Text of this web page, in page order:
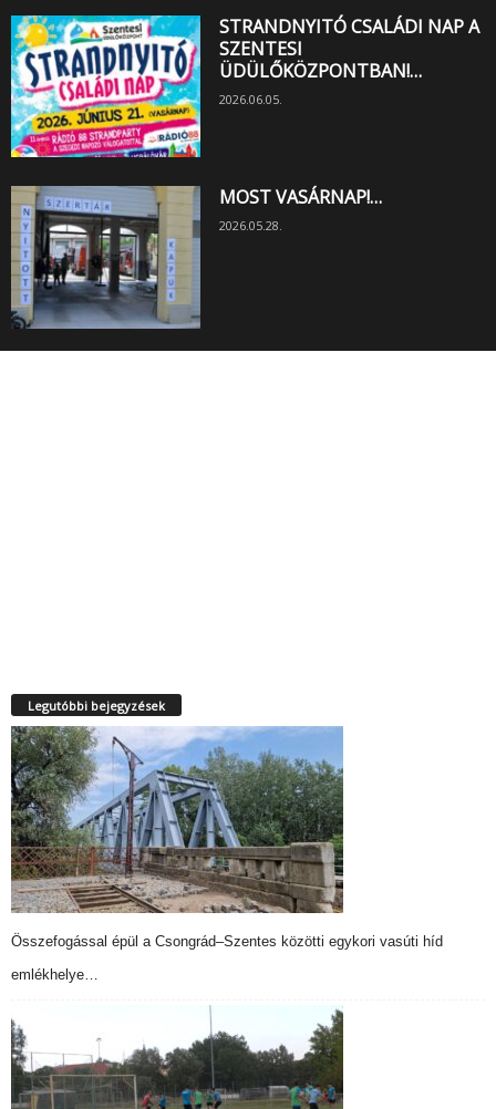
STRANDNYITÓ CSALÁDI NAP A
SZENTESI
ÜDÜLŐKÖZPONTBAN!…
2026.06.05.
MOST VASÁRNAP!…
2026.05.28.
Legutóbbi bejegyzések
Összefogással épül a Csongrád–Szentes közötti egykori vasúti híd
emlékhelye…